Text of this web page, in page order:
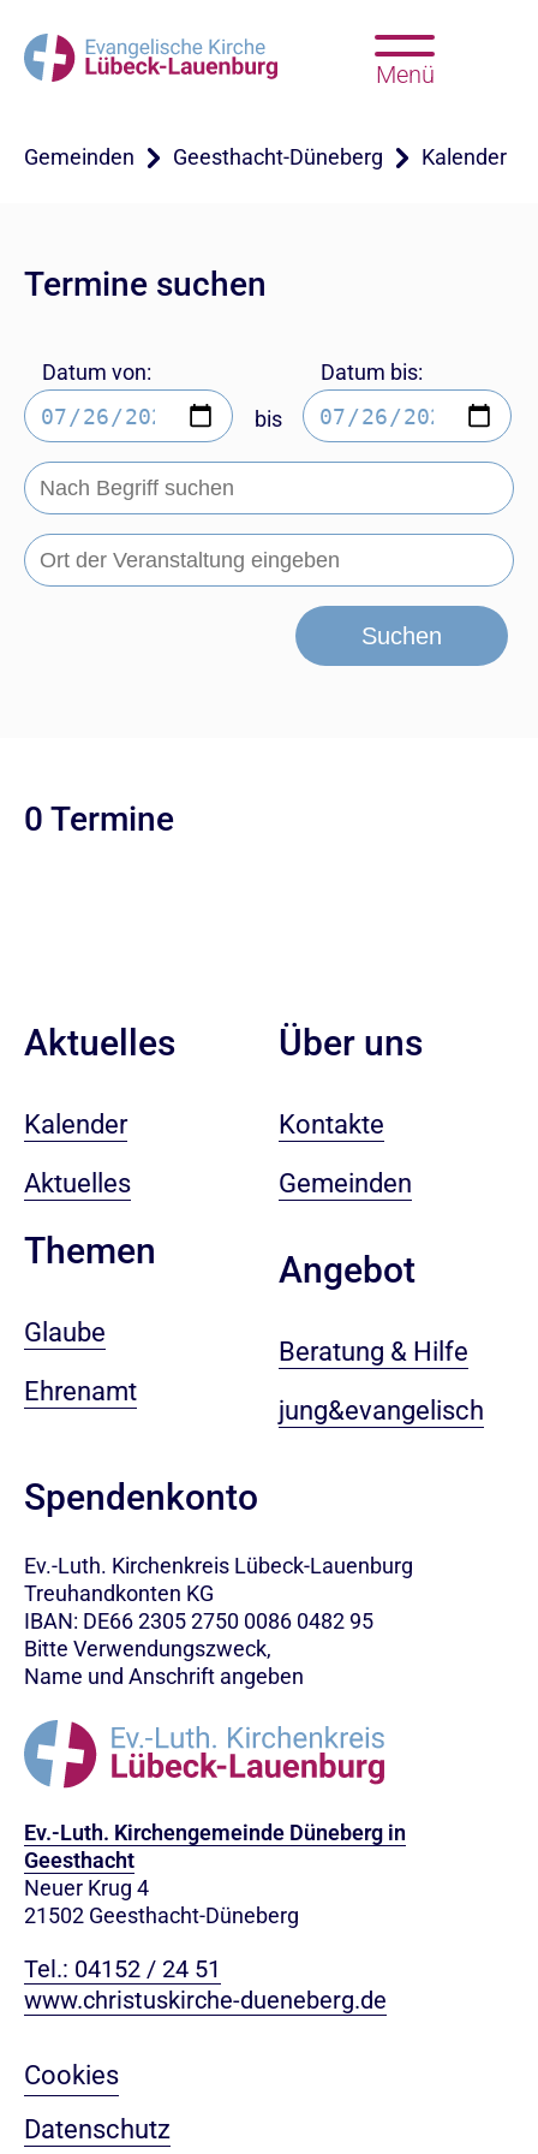
Menü
Gemeinden Geesthacht-Düneberg Kalender
Termine suchen
Datum von:
bis
Datum bis:
Suchen
0 Termine
Aktuelles
Kalender
Aktuelles
Themen
Glaube
Ehrenamt
Über uns
Kontakte
Gemeinden
Angebot
Beratung & Hilfe
jung&evangelisch
Spendenkonto
Ev.-Luth. Kirchenkreis Lübeck-Lauenburg
Treuhandkonten KG
IBAN: DE66 2305 2750 0086 0482 95
Bitte Verwendungszweck,
Name und Anschrift angeben
Ev.-Luth. Kirchengemeinde Düneberg in
Geesthacht
Neuer Krug 4
21502 Geesthacht-Düneberg
Tel.: 04152 / 24 51
www.christuskirche-dueneberg.de
Cookies
Datenschutz